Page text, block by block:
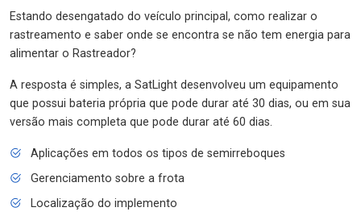
Estando desengatado do veículo principal, como realizar o
rastreamento e saber onde se encontra se não tem energia para
alimentar o Rastreador?
A resposta é simples, a SatLight desenvolveu um equipamento
que possui bateria própria que pode durar até 30 dias, ou em sua
versão mais completa que pode durar até 60 dias.
Aplicações em todos os tipos de semirreboques
Gerenciamento sobre a frota
Localização do implemento